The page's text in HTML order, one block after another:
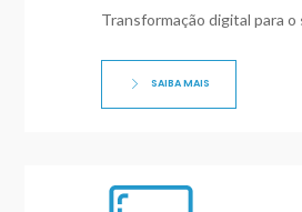
Transformação digital para o
SAIBA MAIS